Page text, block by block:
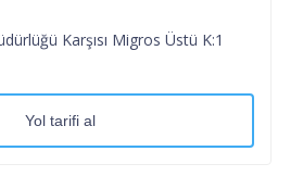
Karşısı Migros Üstü K:1
Yol tarifi al